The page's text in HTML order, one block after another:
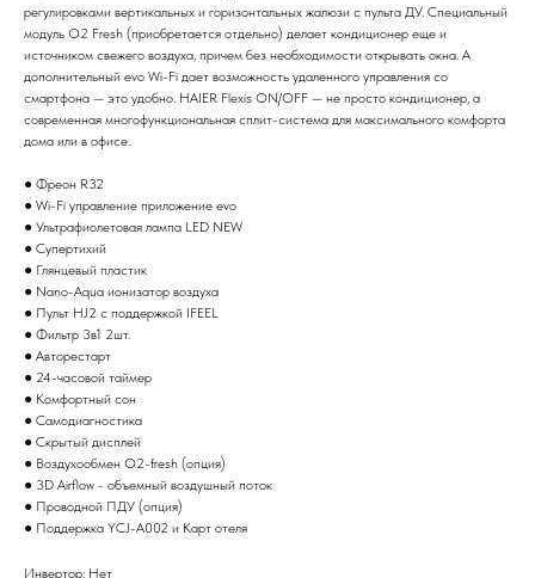
регулировками вертикальных и горизонтальных жалюзи с пульта ДУ. Специальный
модуль O2 Fresh (приобретается отдельно) делает кондиционер еще и
источником свежего воздуха, причем без необходимости открывать окна. А
дополнительный evo Wi-Fi дает возможность удаленного управления со
смартфона — это удобно. HAIER Flexis ON/OFF — не просто кондиционер, а
современная многофункциональная сплит-система для максимального комфорта
дома или в офисе.
● Фреон R32
● Wi-Fi управление приложение evo
● Ультрафиолетовая лампа LED NEW
● Супертихий
● Глянцевый пластик
● Nano-Aqua ионизатор воздуха
● Пульт HJ2 с поддержкой IFEEL
● Фильтр 3в1 2шт.
● Авторестарт
● 24-часовой таймер
● Комфортный сон
● Самодиагностика
● Скрытый дисплей
● Воздухообмен О2-fresh (опция)
● 3D Airflow - объемный воздушный поток
● Проводной ПДУ (опция)
● Поддержка YCJ-A002 и Карт отеля
Инвертор: Нет